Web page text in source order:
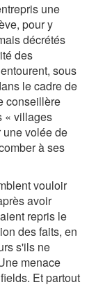
une
pour y
décrétés
des
sous
le cadre de
conseillère
« villages
une volée de
à ses
vouloir
avoir
repris le
des faits, en
s'ils ne
menace
Et partout